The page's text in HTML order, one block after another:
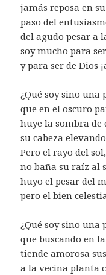
jamás reposa en
paso del
del agudo pesar a
soy mucho para
y para ser de Dios
¿Qué soy sino una
que en el oscuro
huye la sombra de
su cabeza
Pero el rayo del
no baña su raíz al
huyo el pesar del
pero el bien
¿Qué soy sino una
que buscando en
tiende amorosa
a la vecina planta